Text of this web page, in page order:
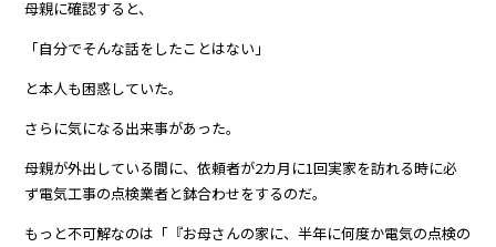
母親に確認すると、
「自分でそんな話をしたことはない」
と本人も困惑していた。
さらに気になる出来事があった。
母親が外出している間に、依頼者が2カ月に1回実家を訪れる時に必
ず電気工事の点検業者と鉢合わせをするのだ。
もっと不可解なのは「『お母さんの家に、半年に何度か電気の点検の